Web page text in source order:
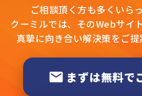
ご相談頂く方も多くいら
クーミルでは、そのWebサイ
真摯に向き合い解決策をご提
まずは無料で